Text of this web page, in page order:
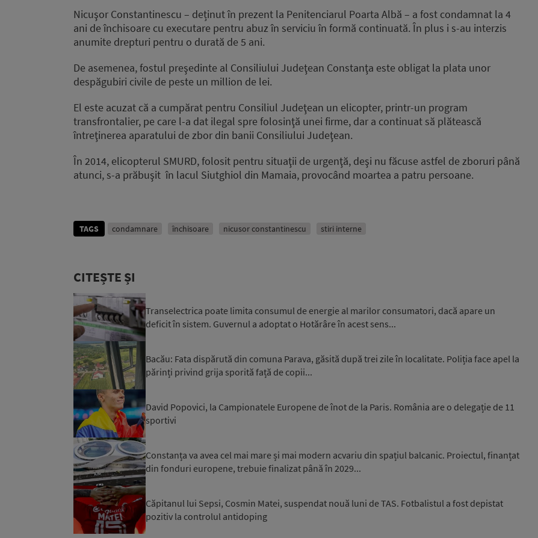
Nicuşor Constantinescu – deținut în prezent la Penitenciarul Poarta Albă – a fost condamnat la 4
ani de închisoare cu executare pentru abuz în serviciu în formă continuată. În plus i s-au interzis
anumite drepturi pentru o durată de 5 ani.
De asemenea, fostul preşedinte al Consiliului Judeţean Constanţa este obligat la plata unor
despăgubiri civile de peste un million de lei.
El este acuzat că a cumpărat pentru Consiliul Judeţean un elicopter, printr-un program
transfrontalier, pe care l-a dat ilegal spre folosinţă unei firme, dar a continuat să plătească
întreţinerea aparatului de zbor din banii Consiliului Judeţean.
În 2014, elicopterul SMURD, folosit pentru situaţii de urgenţă, deşi nu făcuse astfel de zboruri până
atunci, s-a prăbuşit în lacul Siutghiol din Mamaia, provocând moartea a patru persoane.
TAGS condamnare închisoare nicusor constantinescu stiri interne
CITEȘTE ȘI
Transelectrica poate limita consumul de energie al marilor consumatori, dacă apare un
deficit în sistem. Guvernul a adoptat o Hotărâre în acest sens...
Bacău: Fata dispărută din comuna Parava, găsită după trei zile în localitate. Poliția face apel la
părinți privind grija sporită față de copii...
David Popovici, la Campionatele Europene de înot de la Paris. România are o delegație de 11
sportivi
Constanța va avea cel mai mare și mai modern acvariu din spațiul balcanic. Proiectul, finanțat
din fonduri europene, trebuie finalizat până în 2029...
Căpitanul lui Sepsi, Cosmin Matei, suspendat nouă luni de TAS. Fotbalistul a fost depistat
pozitiv la controlul antidoping